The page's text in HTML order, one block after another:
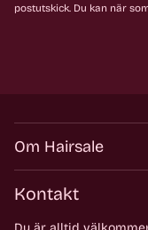
postutskick. Du kan när
Om Hairsale
Kontakt